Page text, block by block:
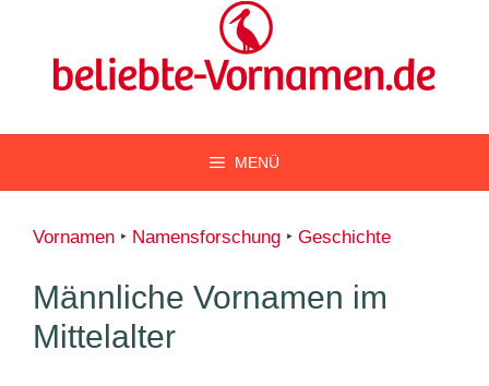
MENÜ
Vornamen ‣ Namensforschung ‣ Geschichte
Männliche Vornamen im
Mittelalter